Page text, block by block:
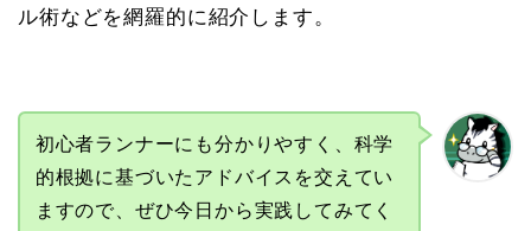
ル術などを網羅的に紹介します。
初心者ランナーにも分かりやすく、科学
的根拠に基づいたアドバイスを交えてい
ますので、ぜひ今日から実践してみてく